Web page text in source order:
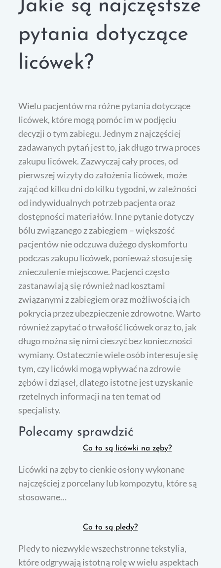
Jakie są najczęstsze
pytania dotyczące
licówek?
Wielu pacjentów ma różne pytania dotyczące
licówek, które mogą pomóc im w podjęciu
decyzji o tym zabiegu. Jednym z najczęściej
zadawanych pytań jest to, jak długo trwa proces
zakupu licówek. Zazwyczaj cały proces, od
pierwszej wizyty do założenia licówek, może
zająć od kilku dni do kilku tygodni, w zależności
od indywidualnych potrzeb pacjenta oraz
dostępności materiałów. Inne pytanie dotyczy
bólu związanego z zabiegiem – większość
pacjentów nie odczuwa dużego dyskomfortu
podczas zakupu licówek, ponieważ stosuje się
znieczulenie miejscowe. Pacjenci często
zastanawiają się również nad kosztami
związanymi z zabiegiem oraz możliwością ich
pokrycia przez ubezpieczenie zdrowotne. Warto
również zapytać o trwałość licówek oraz to, jak
długo można się nimi cieszyć bez konieczności
wymiany. Ostatecznie wiele osób interesuje się
tym, czy licówki mogą wpływać na zdrowie
zębów i dziąseł, dlatego istotne jest uzyskanie
rzetelnych informacji na ten temat od
specjalisty.
Polecamy sprawdzić
Co to są licówki na zęby?
Licówki na zęby to cienkie osłony wykonane
najczęściej z porcelany lub kompozytu, które są
stosowane…
Co to są pledy?
Pledy to niezwykle wszechstronne tekstylia,
które odgrywają istotną rolę w wielu aspektach